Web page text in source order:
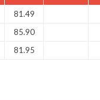
81.49
85.90
81.95